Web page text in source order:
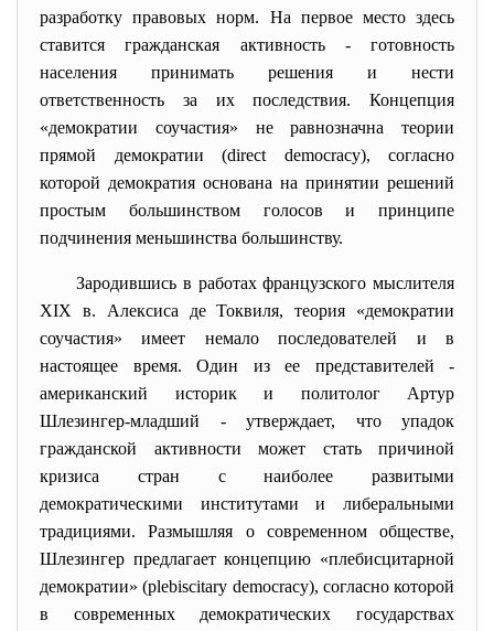
разработку правовых норм. На первое место здесь
ставится гражданская активность - готовность
населения принимать решения и нести
ответственность за их последствия. Концепция
«демократии соучастия» не равнозначна теории
прямой демократии (direct democracy), согласно
которой демократия основана на принятии решений
простым большинством голосов и принципе
подчинения меньшинства большинству.
Зародившись в работах французского мыслителя
XIX в. Алексиса де Токвиля, теория «демократии
соучастия» имеет немало последователей и в
настоящее время. Один из ее представителей -
американский историк и политолог Артур
Шлезингер-младший - утверждает, что упадок
гражданской активности может стать причиной
кризиса стран с наиболее развитыми
демократическими институтами и либеральными
традициями. Размышляя о современном обществе,
Шлезингер предлагает концепцию «плебисцитарной
демократии» (plebiscitary democracy), согласно которой
в современных демократических государствах